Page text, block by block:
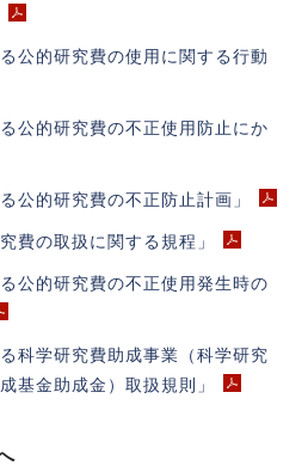
公的研究費の使用に関する行動
公的研究費の不正使用防止にか
公的研究費の不正防止計画」
費の取扱に関する規程」
公的研究費の不正使用発生時の
科学研究費助成事業（科学研究
基金助成金）取扱規則」